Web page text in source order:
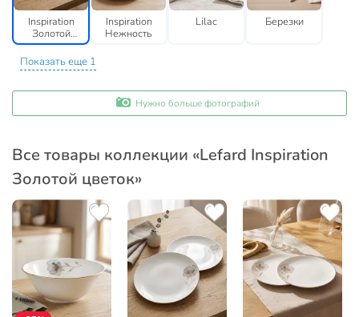
Inspiration
Золотой
цветок
Inspiration
Нежность
Lilac Березки
Показать еще 1
Нужно больше фотографий
Все товары коллекции «Lefard Inspiration
Золотой цветок»